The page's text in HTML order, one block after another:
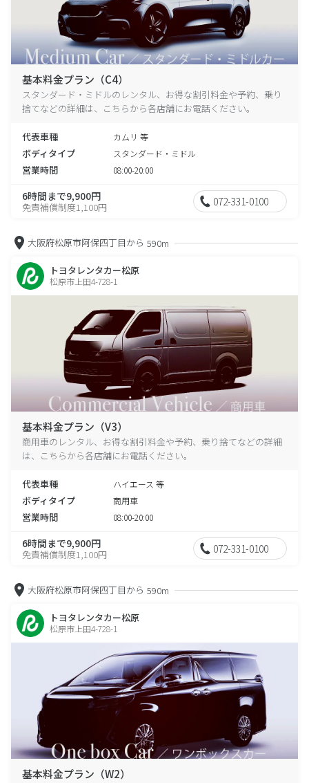
基本料金プラン（C4）
スタンダード・ミドルのレンタル、お得な割引料金や予約、乗り
捨てなどの詳細は、こちらから各店舗にお電話ください。
代表車種 カムリ 等
ボディタイプ スタンダード・ミドル
営業時間 08:00-20:00
6時間まで9,900円
免責補償制度1,100円 072-331-0100
大阪府松原市阿保四丁目から 590m
トヨタレンタカー松原
松原市上田4-728-1
基本料金プラン（V3）
商用車のレンタル、お得な割引料金や予約、乗り捨てなどの詳細
は、こちらから各店舗にお電話ください。
代表車種 ハイエース 等
ボディタイプ 商用車
営業時間 08:00-20:00
6時間まで9,900円
免責補償制度1,100円 072-331-0100
大阪府松原市阿保四丁目から 590m
トヨタレンタカー松原
松原市上田4-728-1
基本料金プラン（W2）